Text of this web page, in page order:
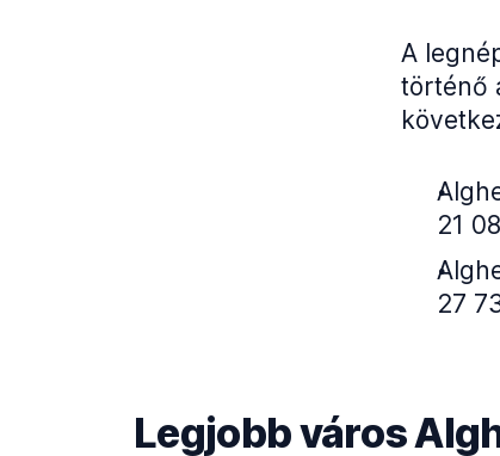
A
történő
21
27
Legjobb város